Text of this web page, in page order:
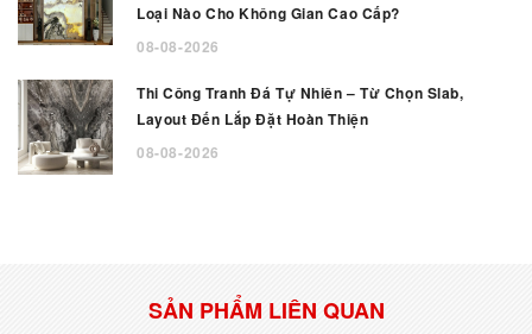
Loại Nào Cho Không Gian Cao Cấp?
08-08-2026
Thi Công Tranh Đá Tự Nhiên – Từ Chọn Slab,
Layout Đến Lắp Đặt Hoàn Thiện
08-08-2026
SẢN PHẨM LIÊN QUAN